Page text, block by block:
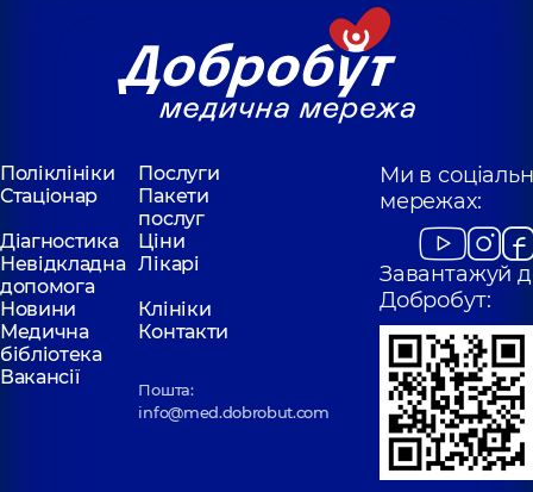
Поліклініки
Послуги
Стаціонар
Пакети
послуг
Діагностика
Ціни
Невідкладна
допомога
Лікарі
Новини
Клініки
Медична
бібліотека
Контакти
Вакансії
Пошта:
info@med.dobrobut.com
Ми в
мережах:
Завантажуй
Добробут: